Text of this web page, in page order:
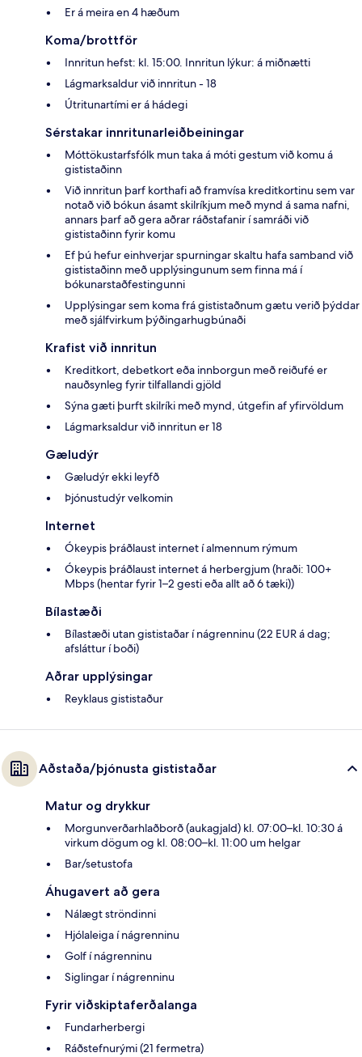
Er á meira en 4 hæðum
Koma/brottför
Innritun hefst: kl. 15:00. Innritun lýkur: á miðnætti
Lágmarksaldur við innritun - 18
Útritunartími er á hádegi
Sérstakar innritunarleiðbeiningar
Móttökustarfsfólk mun taka á móti gestum við komu á
gististaðinn
Við innritun þarf korthafi að framvísa kreditkortinu sem var
notað við bókun ásamt skilríkjum með mynd á sama nafni,
annars þarf að gera aðrar ráðstafanir í samráði við
gististaðinn fyrir komu
Ef þú hefur einhverjar spurningar skaltu hafa samband við
gististaðinn með upplýsingunum sem finna má í
bókunarstaðfestingunni
Upplýsingar sem koma frá gististaðnum gætu verið þýddar
með sjálfvirkum þýðingarhugbúnaði
Krafist við innritun
Kreditkort, debetkort eða innborgun með reiðufé er
nauðsynleg fyrir tilfallandi gjöld
Sýna gæti þurft skilríki með mynd, útgefin af yfirvöldum
Lágmarksaldur við innritun er 18
Gæludýr
Gæludýr ekki leyfð
Þjónustudýr velkomin
Internet
Ókeypis þráðlaust internet í almennum rýmum
Ókeypis þráðlaust internet á herbergjum (hraði: 100+
Mbps (hentar fyrir 1–2 gesti eða allt að 6 tæki))
Bílastæði
Bílastæði utan gististaðar í nágrenninu (22 EUR á dag;
afsláttur í boði)
Aðrar upplýsingar
Reyklaus gististaður
Aðstaða/þjónusta gististaðar
Matur og drykkur
Morgunverðarhlaðborð (aukagjald) kl. 07:00–kl. 10:30 á
virkum dögum og kl. 08:00–kl. 11:00 um helgar
Bar/setustofa
Áhugavert að gera
Nálægt ströndinni
Hjólaleiga í nágrenninu
Golf í nágrenninu
Siglingar í nágrenninu
Fyrir viðskiptaferðalanga
Fundarherbergi
Ráðstefnurými (21 fermetra)